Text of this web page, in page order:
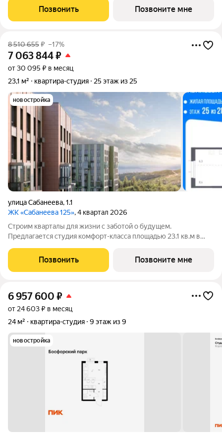
функциональная планировка, большие окна. Жилой квартал
«Босфорский парк»
Позвонить Позвоните мне
8 510 655₽ –17%
7 063 844₽
от 30 095 ₽ в месяц
23,1 м²
квартира-студия 25 этаж из 25
новостройка
улица Сабанеева,1.1
ЖК «Сабанеева 125», 4 квартал 2026
Строим кварталы для жизни с заботой о будущем.
Предлагается студия комфорт-класса площадью 23.1 кв.м в
комплексе "Сабанеева 125".В варианте без отделки мы
установили окна и входную дверь,
Позвонить Позвоните мне
6 957 600 ₽
от 24 603 ₽ в месяц
24 м²
квартира-студия 9 этаж из 9
новостройка